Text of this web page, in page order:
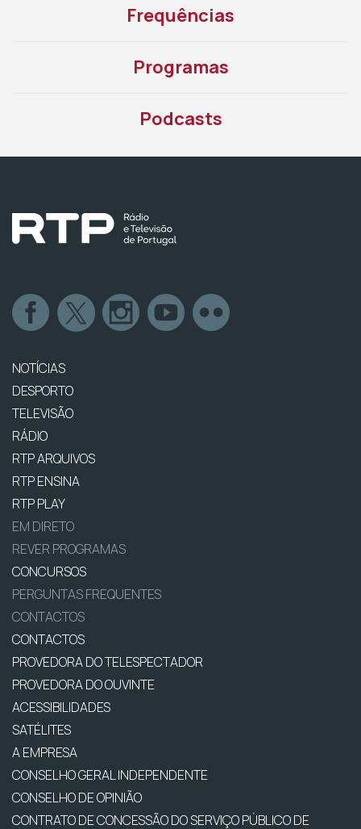
Frequências
Programas
Podcasts
NOTÍCIAS
DESPORTO
TELEVISÃO
RÁDIO
RTP ARQUIVOS
RTP ENSINA
RTP PLAY
EM DIRETO
REVER PROGRAMAS
CONCURSOS
PERGUNTAS FREQUENTES
CONTACTOS
CONTACTOS
PROVEDORA DO TELESPECTADOR
PROVEDORA DO OUVINTE
ACESSIBILIDADES
SATÉLITES
A EMPRESA
CONSELHO GERAL INDEPENDENTE
CONSELHO DE OPINIÃO
CONTRATO DE CONCESSÃO DO SERVIÇO PÚBLICO DE